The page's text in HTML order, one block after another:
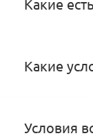
Какие
Какие
Условия